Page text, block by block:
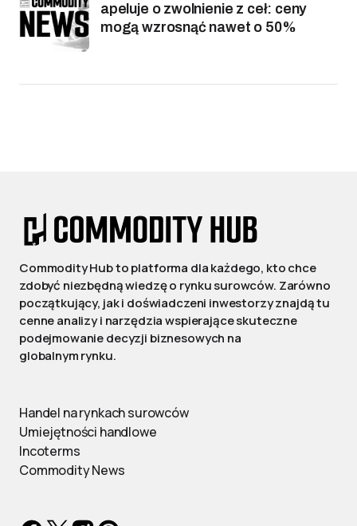
apeluje o zwolnienie z ceł: ceny
mogą wzrosnąć nawet o 50%
Commodity Hub to platforma dla każdego, kto chce
zdobyć niezbędną wiedzę o rynku surowców. Zarówno
początkujący, jak i doświadczeni inwestorzy znajdą tu
cenne analizy i narzędzia wspierające skuteczne
podejmowanie decyzji biznesowych na
globalnym rynku.
Handel na rynkach surowców
Umiejętności handlowe
Incoterms
Commodity News